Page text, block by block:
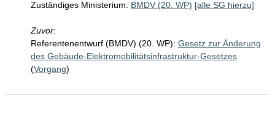
Zuständiges Ministerium: BMDV (20. WP) [alle SG hierzu]
Zuvor:
Referentenentwurf (BMDV) (20. WP): Gesetz zur Änderung
des Gebäude-Elektromobilitätsinfrastruktur-Gesetzes
(Vorgang)